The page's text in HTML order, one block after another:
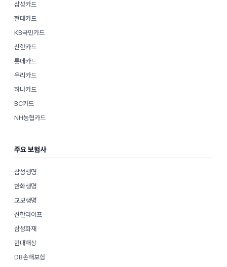
삼성카드
현대카드
KB국민카드
신한카드
롯데카드
우리카드
하나카드
BC카드
NH농협카드
주요 보험사
삼성생명
한화생명
교보생명
신한라이프
삼성화재
현대해상
DB손해보험